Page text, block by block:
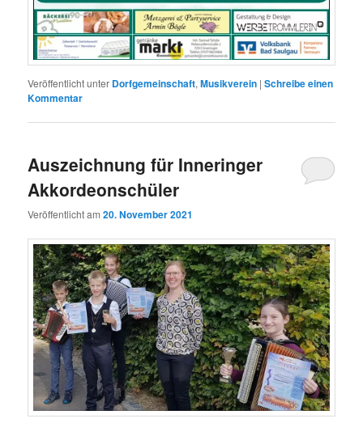
Veröffentlicht unter Dorfgemeinschaft,Musikverein |Schreibe einen
Kommentar
Auszeichnung für Inneringer
Akkordeonschüler
Veröffentlicht am20. November 2021